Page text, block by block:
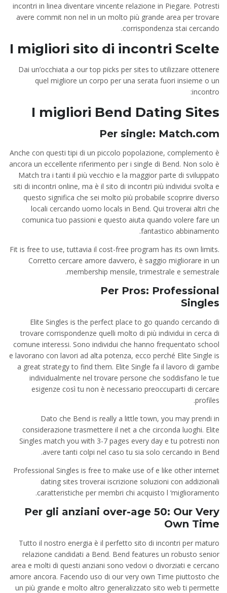
incontri in linea diventare vincente relazione in Piegare. Potresti
avere commit non nel in un molto più grande area per trovare
corrispondenza stai cercando.
I migliori sito di incontri Scelte
Dai un’occhiata a our top picks per sites to utilizzare ottenere
quel migliore un corpo per una serata fuori insieme o un
incontro:
I migliori Bend Dating Sites
Per single: Match.com
Anche con questi tipi di un piccolo popolazione, complemento è
ancora un eccellente riferimento per i single di Bend. Non solo è
Match tra i tanti il più vecchio e la maggior parte di sviluppato
siti di incontri online, ma è il sito di incontri più individui svolta e
questo significa che sei molto più probabile scoprire diverso
locali cercando uomo locals in Bend. Qui troverai altri che
comunica tuo passioni e questo aiuta quando volere fare un
fantastico abbinamento.
Fit is free to use, tuttavia il cost-free program has its own limits.
Corretto cercare amore davvero, è saggio migliorare in un
membership mensile, trimestrale e semestrale.
Per Pros: Professional
Singles
Elite Singles is the perfect place to go quando cercando di
trovare corrispondenze quelli molto di più individui in cerca di
comune interessi. Sono individui che hanno frequentato school
e lavorano con lavori ad alta potenza, ecco perché Elite Single is
a great strategy to find them. Elite Single fa il lavoro di gambe
individualmente nel trovare persone che soddisfano le tue
esigenze così tu non è necessario preoccuparti di cercare
profiles.
Dato che Bend is really a little town, you may prendi in
considerazione trasmettere il net a che circonda luoghi. Elite
Singles match you with 3-7 pages every day e tu potresti non
avere tanti colpi nel caso tu sia solo cercando in Bend.
Professional Singles is free to make use of e like other internet
dating sites troverai iscrizione soluzioni con addizionali
caratteristiche per membri chi acquisto l ‘miglioramento.
Per gli anziani over-age 50: Our Very
Own Time
Tutto il nostro energia è il perfetto sito di incontri per maturo
relazione candidati a Bend. Bend features un robusto senior
area e molti di questi anziani sono vedovi o divorziati e cercano
amore ancora. Facendo uso di our very own Time piuttosto che
un più grande e molto altro generalizzato sito web ti permette